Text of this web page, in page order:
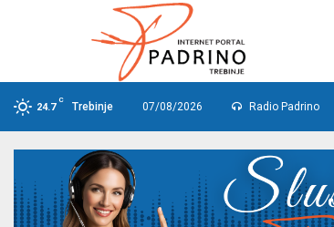
24.7
C
Trebinje 07/08/2026 Radio Padrino